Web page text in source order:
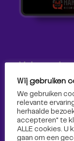
Volg ons!
Volg Omroep
media!
Wij gebruiken
We gebruiken
relevante
herhaalde
accepteren" te
ALLE cookies. U
gaan om een